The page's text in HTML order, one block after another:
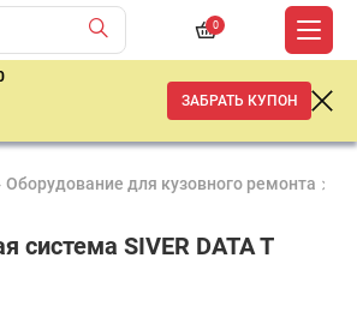
0
ЗАБРАТЬ КУПОН
Оборудование для кузовного ремонта
система SIVER DATA T